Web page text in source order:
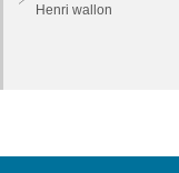
Henri wallon